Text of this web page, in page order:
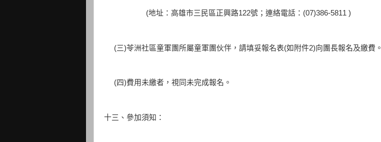
(地址：高雄市三民區正興路122號；連絡電話：(07)386-5811 )
(三)苓洲社區童軍團所屬童軍團伙伴，請填妥報名表(如附件2)向團長報名及繳費。
(四)費用未繳者，視同未完成報名。
十三、參加須知：